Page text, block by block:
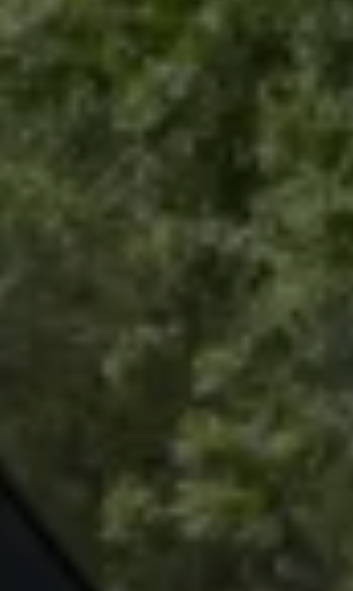
Alquiler con Rent-a-Car
Accesorios Originales
Comunidad The Originals
Historias Originales
Concentración FurgoVolkswagen
La historia de las furgos Volkswagen